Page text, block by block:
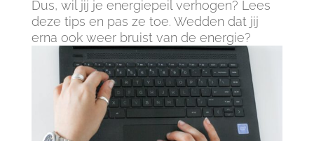
Dus, wil jij je energiepeil verhogen? Lees
deze tips en pas ze toe. Wedden dat jij
erna ook weer bruist van de energie?